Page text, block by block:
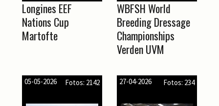
Longines EEF
Nations Cup
Martofte
WBFSH World
Breeding Dressage
Championships
Verden UVM
05-05-2026 Fotos: 2142 27-04-2026 Fotos: 234